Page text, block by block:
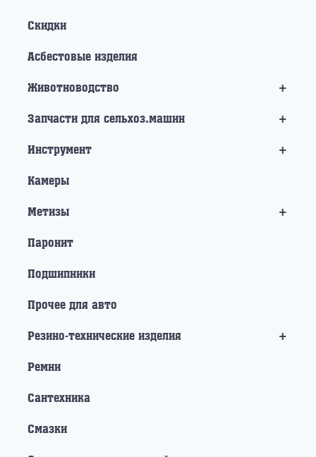
Скидки
Асбестовые изделия
+
Животноводство
+
Запчасти для сельхоз.машин
+
Инструмент
Камеры
+
Метизы
Паронит
Подшипники
Прочее для авто
+
Резино-технические изделия
Ремни
Сантехника
Смазки